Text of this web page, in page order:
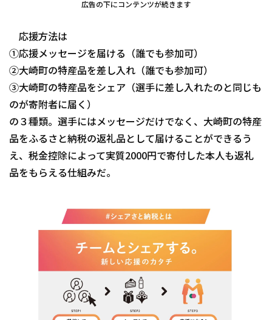
広告の下にコンテンツが続きます
応援方法は
①応援メッセージを届ける（誰でも参加可）
②大崎町の特産品を差し入れ（誰でも参加可）
③大崎町の特産品をシェア（選手に差し入れたのと同じも
のが寄附者に届く）
の３種類。選手にはメッセージだけでなく、大崎町の特産
品をふるさと納税の返礼品として届けることができるう
え、税金控除によって実質2000円で寄付した本人も返礼
品をもらえる仕組みだ。